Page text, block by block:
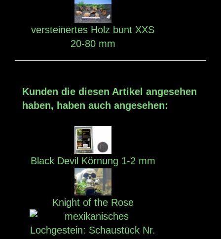
versteinertes Holz bunt XXS
20-80 mm
Kunden die diesen Artikel angesehen
haben, haben auch angesehen:
Black Devil Körnung 1-2 mm
Knight of the Rose